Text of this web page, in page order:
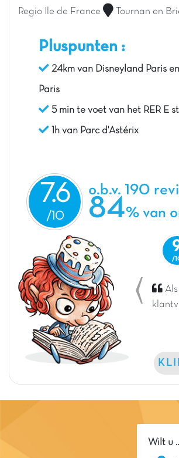
Regio Ile de France Tournan en
Pluspunten :
24km van Disneyland Paris
Paris
5 min te voet van het RER E
1h van Parc d'Astérix
7.6 o.b.v. 190
84% van
Als
Previous
Wilt u